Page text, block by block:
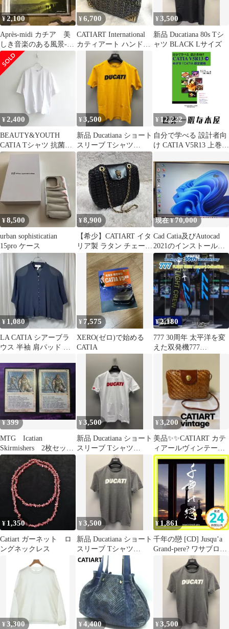
¥2,100
Après-midi カチア 美
しき音楽のある風景-リ
オからパリへ-橋本徹
¥6,700
CATIART International
カティアート ハンドバ
¥3,500
新品 Ducatiana 80s Tシ
ャツ BLACK Lサイズ
¥2,400
BEAUTY&YOUTH
CATIA Tシャツ 抗菌防
臭加工 ホワイト メンズ
¥3,500
新品 Ducatiana ショート
スリーブ Tシャツ
YELLOW Sサイズ
¥ 12,222
自分で学べる 設計者向
け CATIA V5R13 上巻:
格 シャム ティコー; 小
尾 幹男
¥8,500
urban sophisticatian
15pro ケース
¥8,900
【希少】CATIART イタ
リア製 ラタン チェーン
ショルダーバッグ 黒
現在 ¥70,000
Cad Catia及びAutocad
2021のインストール済
み
¥ 1,080
LA CATIA シアーブラ
ウス 半袖 肩パッド ネ
¥ 7,575
XERO(ゼロ)で始める
CATIA
¥2,180
777 30周年 太平洋を変
えた双発機777
¥399
MTG Icatian
Skirmishers 2枚セッ
ト 英語 FEM
¥3,500
新品 Ducatiana ショート
スリーブ Tシャツ
WHITE Mサイズ
¥3,200
美品✨✨CATIART カテ
ィアールヴィンテージ
ラタン ショルダー値
引き可
¥ 1,350
Catiart ガーネット ロ
ングネックレス
¥3,500
新品 Ducatiana ショート
スリーブ Tシャツ
GRAY XLサイズ
¥ 1,861
千年の戀 [CD] Jusqu’a
Grand-pere? ワサブロ
ー? 川江美奈子? Catia?
相川理沙? やなせなな?
Clementine? 慶田花定三;
Jusqu’a Grand-pere_02
¥3,300 ¥ 4,400 ¥3,500